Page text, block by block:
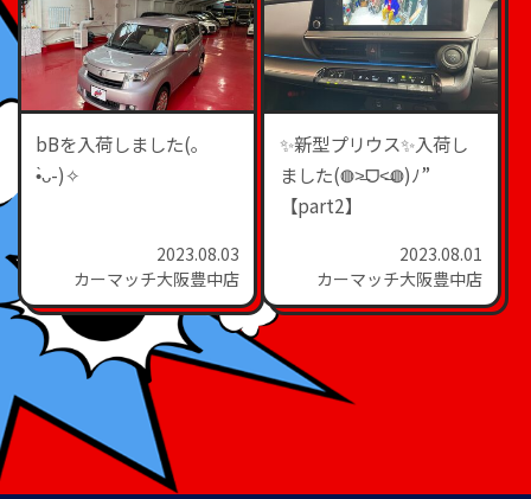
bBを入荷しました(｡
•̀ᴗ-)✧
2023.08.03
カーマッチ大阪豊中店
✨新型プリウス✨入荷し
ました(◍˃̶ᗜ˂̶◍)ﾉ”
【part2】
2023.08.01
カーマッチ大阪豊中店